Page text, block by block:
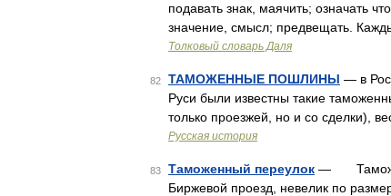
подавать знак, маячить; означать
значение, смысл; предвещать.
Толковый словарь Даля
82 ТАМОЖЕННЫЕ ПОШЛИНЫ — в
Руси были известны такие
только проезжей, но и со сделки),
Русская история
83 Таможенный переулок —
Биржевой проезд, невелик по